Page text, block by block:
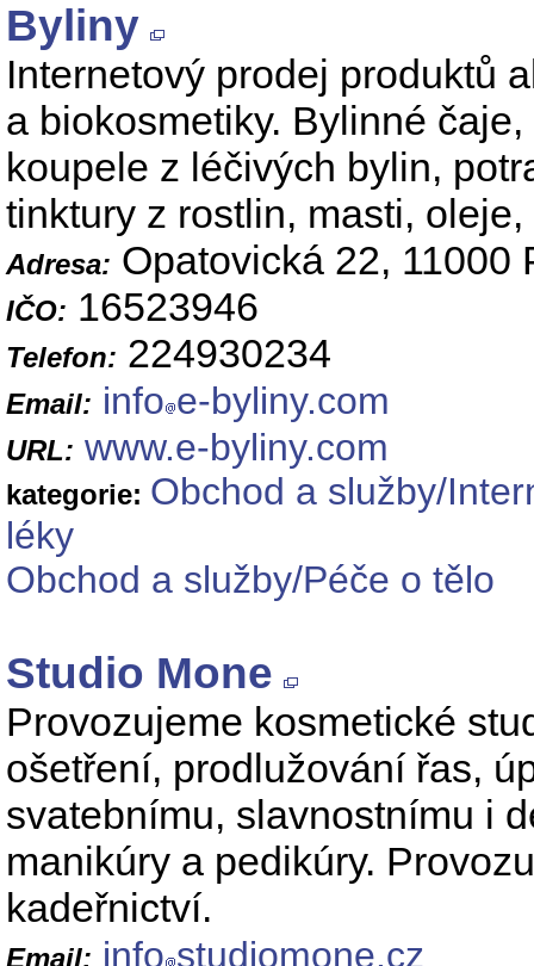
Byliny
Internetový prodej produktů
a biokosmetiky. Bylinné
koupele z léčivých bylin,
tinktury z rostlin, masti,
Adresa: Opatovická 22, 11000
IČO: 16523946
Telefon: 224930234
Email: info e-byliny.com
URL: www.e-byliny.com
kategorie: Obchod a služby/
léky
Obchod a služby/Péče o tělo
Studio Mone
Provozujeme kosmetické
ošetření, prodlužování řas,
svatebnímu, slavnostnímu i
manikúry a pedikúry.
kadeřnictví.
Email: info studiomone.cz